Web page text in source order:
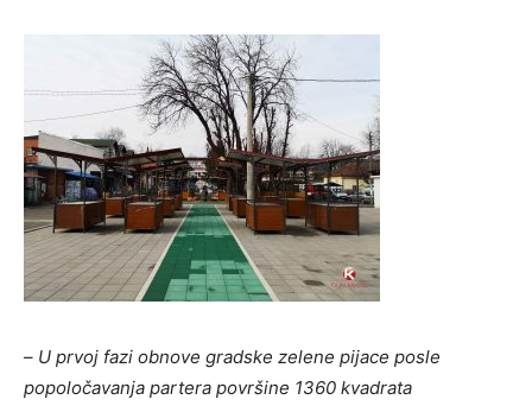
– U prvoj fazi obnove gradske zelene pijace posle
popoločavanja partera površine 1360 kvadrata